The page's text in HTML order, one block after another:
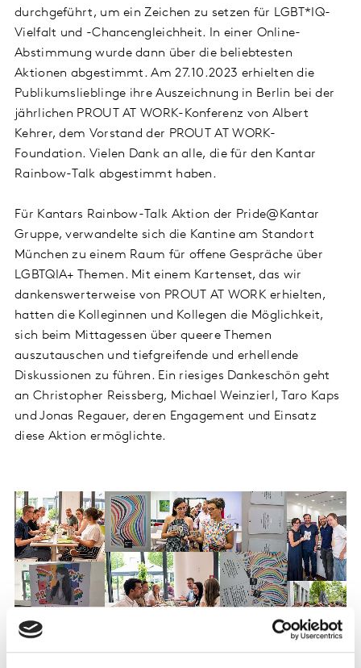
durchgeführt, um ein Zeichen zu setzen für LGBT*IQ-
Vielfalt und -Chancengleichheit. In einer Online-
Abstimmung wurde dann über die beliebtesten
Aktionen abgestimmt. Am 27.10.2023 erhielten die
Publikumslieblinge ihre Auszeichnung in Berlin bei der
jährlichen PROUT AT WORK-Konferenz von Albert
Kehrer, dem Vorstand der PROUT AT WORK-
Foundation. Vielen Dank an alle, die für den Kantar
Rainbow-Talk abgestimmt haben.
Für Kantars Rainbow-Talk Aktion der Pride@Kantar
Gruppe, verwandelte sich die Kantine am Standort
München zu einem Raum für offene Gespräche über
LGBTQIA+ Themen. Mit einem Kartenset, das wir
dankenswerterweise von PROUT AT WORK erhielten,
hatten die Kolleginnen und Kollegen die Möglichkeit,
sich beim Mittagessen über queere Themen
auszutauschen und tiefgreifende und erhellende
Diskussionen zu führen. Ein riesiges Dankeschön geht
an Christopher Reissberg, Michael Weinzierl, Taro Kaps
und Jonas Regauer, deren Engagement und Einsatz
diese Aktion ermöglichte.